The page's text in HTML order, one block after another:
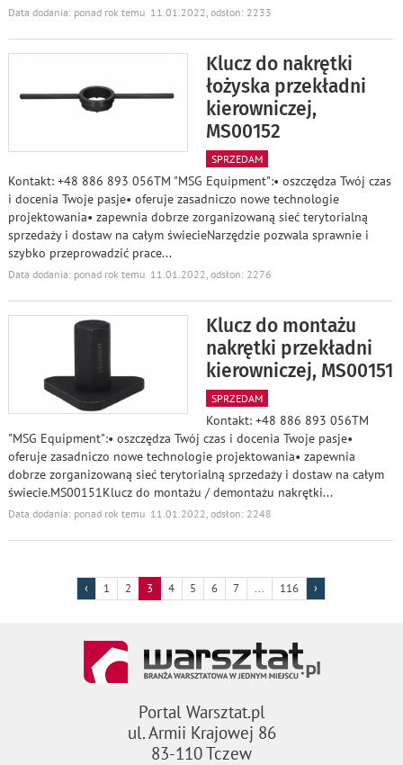
Data dodania: ponad rok temu 11.01.2022, odsłon: 2233
Klucz do nakrętki
łożyska przekładni
kierowniczej,
MS00152
SPRZEDAM
Kontakt: +48 886 893 056TM "MSG Equipment":• oszczędza Twój czas
i docenia Twoje pasje• oferuje zasadniczo nowe technologie
projektowania• zapewnia dobrze zorganizowaną sieć terytorialną
sprzedaży i dostaw na całym świecieNarzędzie pozwala sprawnie i
szybko przeprowadzić prace...
Data dodania: ponad rok temu 11.01.2022, odsłon: 2276
Klucz do montażu
nakrętki przekładni
kierowniczej, MS00151
SPRZEDAM
Kontakt: +48 886 893 056TM
"MSG Equipment":• oszczędza Twój czas i docenia Twoje pasje•
oferuje zasadniczo nowe technologie projektowania• zapewnia
dobrze zorganizowaną sieć terytorialną sprzedaży i dostaw na całym
świecie.MS00151Klucz do montażu / demontażu nakrętki...
Data dodania: ponad rok temu 11.01.2022, odsłon: 2248
‹ 1 2 3 4 5 6 7 ... 116 ›
Portal Warsztat.pl
ul. Armii Krajowej 86
83-110 Tczew